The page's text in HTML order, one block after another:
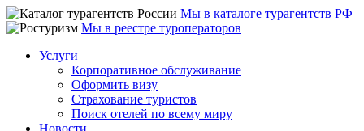
Мы в каталоге турагентств РФ
Мы в реестре туроператоров
Услуги
Корпоративное обслуживание
Оформить визу
Страхование туристов
Поиск отелей по всему миру
Новости